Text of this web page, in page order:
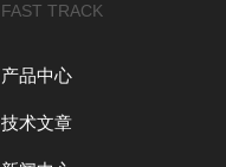
FAST TRACK
产品中心
技术文章